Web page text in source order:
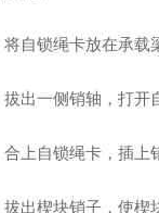
将自锁绳卡放在承载
拔出一侧销轴，打开
合上自锁绳卡，插上
拔出楔块销子，使楔